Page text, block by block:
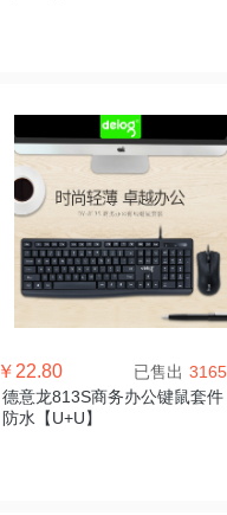
￥22.80 已售出 3165
德意龙813S商务办公键鼠套件
防水【U+U】